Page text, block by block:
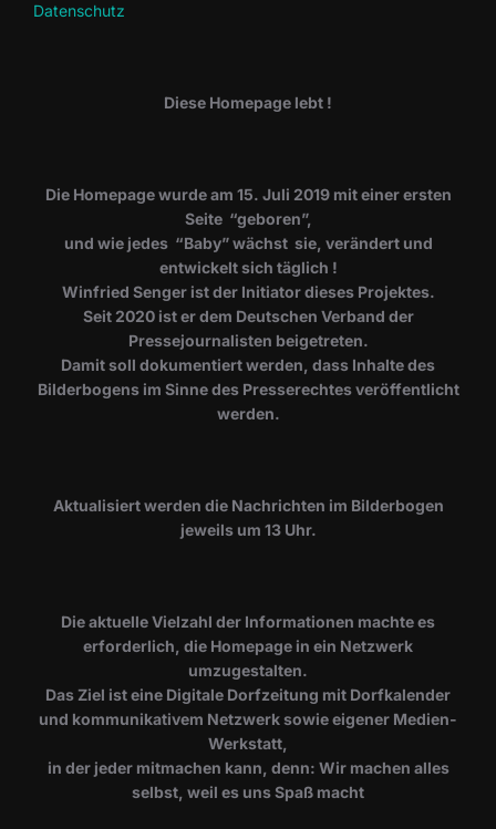
Datenschutz
Diese Homepage lebt !
Die Homepage wurde am 15. Juli 2019 mit einer ersten
Seite “geboren”,
und wie jedes “Baby” wächst sie, verändert und
entwickelt sich täglich !
Winfried Senger ist der Initiator dieses Projektes.
Seit 2020 ist er dem Deutschen Verband der
Pressejournalisten beigetreten.
Damit soll dokumentiert werden, dass Inhalte des
Bilderbogens im Sinne des Presserechtes veröffentlicht
werden.
​Aktualisiert werden die Nachrichten im Bilderbogen
jeweils um 13 Uhr.
Die aktuelle Vielzahl der Informationen machte es
erforderlich, die Homepage in ein Netzwerk
umzugestalten.
Das Ziel ist eine Digitale Dorfzeitung mit Dorfkalender
und kommunikativem Netzwerk sowie eigener Medien-
Werkstatt,
in der jeder mitmachen kann, denn: Wir machen alles
selbst, weil es uns Spaß macht